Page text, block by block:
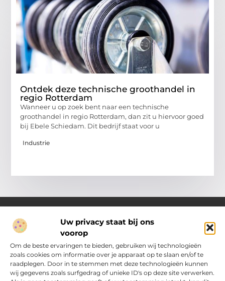
Uw privacy staat bij ons
voorop
Om de beste ervaringen te bieden, gebruiken wij technologieën
zoals cookies om informatie over je apparaat op te slaan en/of te
raadplegen. Door in te stemmen met deze technologieën kunnen
wij gegevens zoals surfgedrag of unieke ID's op deze site verwerken.
Ontdek deze technische groothandel in
regio Rotterdam
Wanneer u op zoek bent naar een technische
groothandel in regio Rotterdam, dan zit u hiervoor goed
bij Ebele Schiedam. Dit bedrijf staat voor u
Industrie
Over Pakhuisdelft.nl
Jouw bron voor dagelijkse inspiratie en praktische ideeën
Bij PakhuisDelft.nl vind je een gevarieerd aanbod aan artikelen
en blogs die je helpen om jouw dag nét wat leuker, slimmer en
eenvoudiger te maken.